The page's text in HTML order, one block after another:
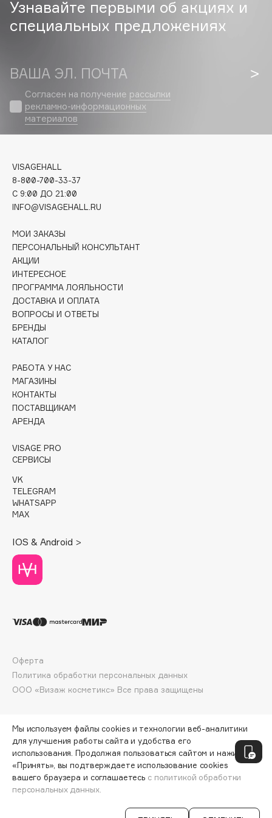
Cadence
Carmex
Carolina Herrera
Catrice
Celimax
Clarette
Clarins
Clarins Precious
НОВИНКА
Clinique
Clive Christian
Club De Nuit
Collagenina
Consly
Corimo
CosRX
Crescina
Cunzite
Curaprox
D
DABO
DARLING*
Davines
Deonica
Dessange
Dolce & Gabbana
Dorco
DP Daily Perfection
Dr. Vranjes Firenze
Dr.Ceuracle
Dr.Jart+
Dyson
СООБЩИТЬ О ПОСТУПЛЕНИИ
Узнавайте первыми об акциях и
специальных предложениях
ВАША ЭЛ. ПОЧТА
Согласен на получение рассылки
рекламно-информационных
материалов
VISAGEHALL
8-800-700-33-37
C 9:00 ДО 21:00
INFO@VISAGEHALL.RU
МОИ ЗАКАЗЫ
ПЕРСОНАЛЬНЫЙ КОНСУЛЬТАНТ
АКЦИИ
ИНТЕРЕСНОЕ
ПРОГРАММА ЛОЯЛЬНОСТИ
ДОСТАВКА И ОПЛАТА
ВОПРОСЫ И ОТВЕТЫ
БРЕНДЫ
КАТАЛОГ
РАБОТА У НАС
МАГАЗИНЫ
КОНТАКТЫ
ПОСТАВЩИКАМ
АРЕНДА
VISAGE PRO
СЕРВИСЫ
VK
TELEGRAM
WHATSAPP
MAX
IOS & Android >
ООО «Визаж косметикс» Все права защищены
Оферта
Политика обработки персональных данных
Мы используем файлы cookies и технологии веб-аналитики
для улучшения работы сайта и удобства его
использования. Продолжая пользоваться сайтом и нажимая
«Принять», вы подтверждаете использование cookies
вашего браузера и соглашаетесь с политикой обработки
персональных данных.